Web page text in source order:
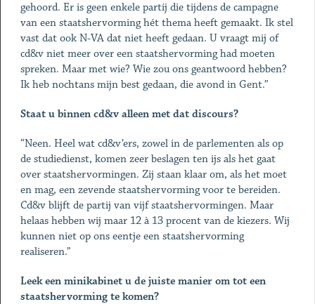
gehoord. Er is geen enkele partij die tijdens de campagne
van een staatshervorming hét thema heeft gemaakt. Ik stel
vast dat ook N-VA dat niet heeft gedaan. U vraagt mij of
cd&v niet meer over een staatshervorming had moeten
spreken. Maar met wie? Wie zou ons geantwoord hebben?
Ik heb nochtans mijn best gedaan, die avond in Gent.”
Staat u binnen cd&v alleen met dat discours?
“Neen. Heel wat cd&v’ers, zowel in de parlementen als op
de studiedienst, komen zeer beslagen ten ijs als het gaat
over staatshervormingen. Zij staan klaar om, als het moet
en mag, een zevende staatshervorming voor te bereiden.
Cd&v blijft de partij van vijf staatshervormingen. Maar
helaas hebben wij maar 12 à 13 procent van de kiezers. Wij
kunnen niet op ons eentje een staatshervorming
realiseren.”
Leek een minikabinet u de juiste manier om tot een
staatshervorming te komen?